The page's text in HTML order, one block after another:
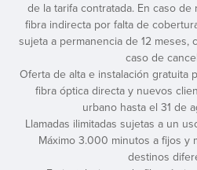
de la tarifa contratada. En caso
fibra indirecta por falta de
sujeta a permanencia de 12 meses,
caso de
Oferta de alta e instalación gratuita
fibra óptica directa y nuevos
urbano hasta el 31 de
Llamadas ilimitadas sujetas a un
Máximo 3.000 minutos a fijos y
destinos